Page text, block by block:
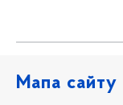
Мапа сайту